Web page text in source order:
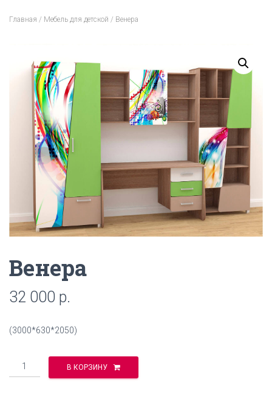
Г
Главная / Мебель для детской / Венера
Венера
32 000 р.
(3000*630*2050)
Количество В КОРЗИНУ